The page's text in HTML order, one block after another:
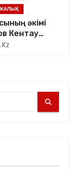
әкімі
Кентау